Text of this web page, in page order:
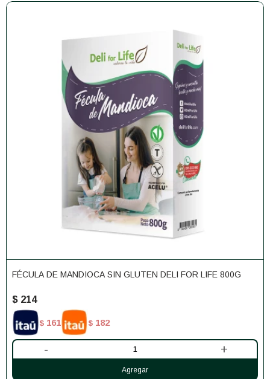
FÉCULA DE MANDIOCA SIN GLUTEN DELI FOR LIFE 800G
$ 214
$ 161 $ 182
- +